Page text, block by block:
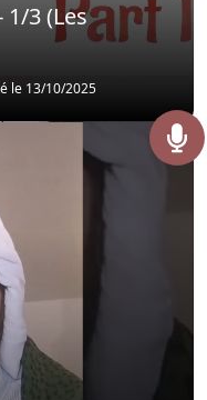
1/3 (Les
le 13/10/2025